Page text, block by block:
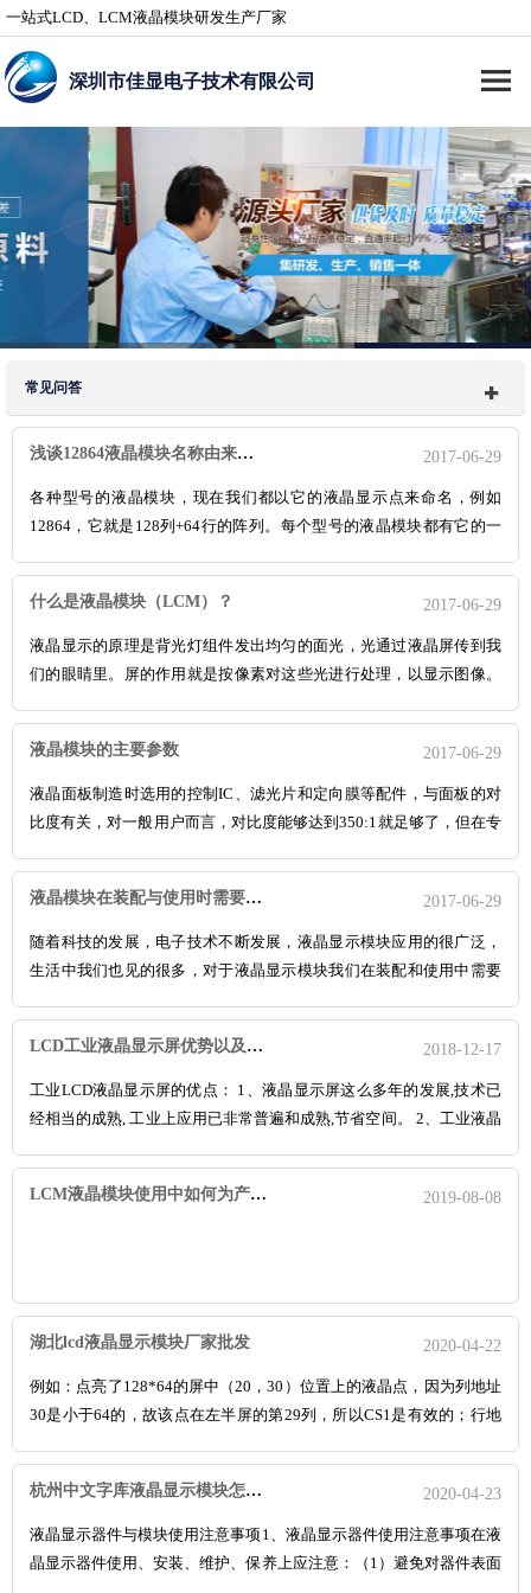
一站式LCD、LCM液晶模块研发生产厂家
深圳市佳显电子技术有限公司
常见问答
浅谈12864液晶模块名称由来及原理 2017-06-29
各种型号的液晶模块，现在我们都以它的液晶显示点来命名，例如
12864，它就是128列+64行的阵列。每个型号的液晶模块都有它的一
什么是液晶模块（LCM）？ 2017-06-29
液晶显示的原理是背光灯组件发出均匀的面光，光通过液晶屏传到我
们的眼睛里。屏的作用就是按像素对这些光进行处理，以显示图像。
液晶模块的主要参数 2017-06-29
液晶面板制造时选用的控制IC、滤光片和定向膜等配件，与面板的对
比度有关，对一般用户而言，对比度能够达到350:1就足够了，但在专
液晶模块在装配与使用时需要注意哪些事项？ 2017-06-29
随着科技的发展，电子技术不断发展，液晶显示模块应用的很广泛，
生活中我们也见的很多，对于液晶显示模块我们在装配和使用中需要
LCD工业液晶显示屏优势以及日常维护要点
2018-12-17
工业LCD液晶显示屏的优点： 1、液晶显示屏这么多年的发展,技术已
经相当的成熟, 工业上应用已非常普遍和成熟,节省空间。 2、工业液晶
晶在节能方面可谓优势明
LCM液晶模块使用中如何为产品节约输入口的？ 2019-08-08
湖北lcd液晶显示模块厂家批发 2020-04-22
例如：点亮了128*64的屏中（20，30）位置上的液晶点，因为列地址
30是小于64的，故该点在左半屏的第29列，所以CS1是有效的；行地
00001000，高低顺序...
杭州中文字库液晶显示模块怎么使用 2020-04-23
液晶显示器件与模块使用注意事项1、液晶显示器件使用注意事项在液
晶显示器件使用、安装、维护、保养上应注意：（1）避免对器件表面